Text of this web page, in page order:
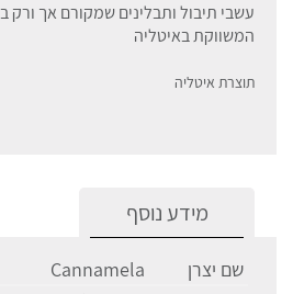
עשבי תיבול ותבלינים שמקורם אך ורק
המשווקת באיטליה
תוצרת איטליה
מידע נוסף
שם יצרן
Cannamela